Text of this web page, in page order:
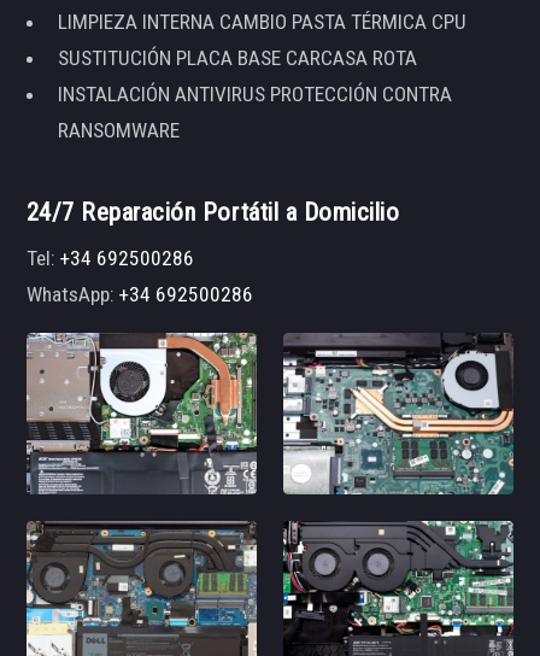
LIMPIEZA INTERNA CAMBIO PASTA TÉRMICA CPU
SUSTITUCIÓN PLACA BASE CARCASA ROTA
INSTALACIÓN ANTIVIRUS PROTECCIÓN CONTRA
RANSOMWARE
24/7 Reparación Portátil a Domicilio
Tel:+34 692500286
WhatsApp:+34 692500286